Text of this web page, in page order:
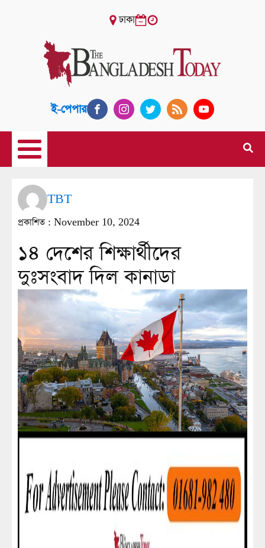
ঢাকা
ই-পেপার
TBT
প্রকাশিত : November 10, 2024
১৪ দেশের শিক্ষার্থীদের
দুঃসংবাদ দিল কানাডা